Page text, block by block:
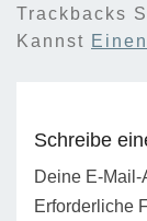
Trackbacks
Kannst
Schreibe
Deine E-Mail-
Erforderliche